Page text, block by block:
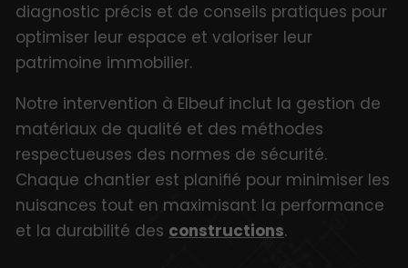
diagnostic précis et de conseils pratiques pour
optimiser leur espace et valoriser leur
patrimoine immobilier.
Notre intervention à Elbeuf inclut la gestion de
matériaux de qualité et des méthodes
respectueuses des normes de sécurité.
Chaque chantier est planifié pour minimiser les
nuisances tout en maximisant la performance
et la durabilité des constructions.